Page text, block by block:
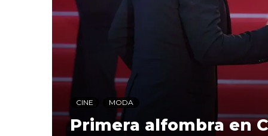
CINE MODA
Primera alfombra en